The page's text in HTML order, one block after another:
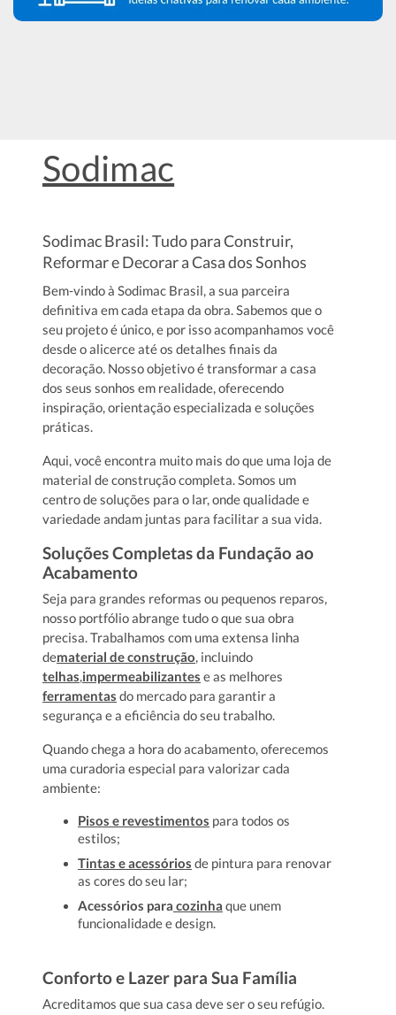
Sodimac
Sodimac Brasil: Tudo para Construir,
Reformar e Decorar a Casa dos Sonhos
Bem-vindo à Sodimac Brasil, a sua parceira
definitiva em cada etapa da obra. Sabemos que o
seu projeto é único, e por isso acompanhamos você
desde o alicerce até os detalhes finais da
decoração. Nosso objetivo é transformar a casa
dos seus sonhos em realidade, oferecendo
inspiração, orientação especializada e soluções
práticas.
Aqui, você encontra muito mais do que uma loja de
material de construção completa. Somos um
centro de soluções para o lar, onde qualidade e
variedade andam juntas para facilitar a sua vida.
Soluções Completas da Fundação ao
Acabamento
Seja para grandes reformas ou pequenos reparos,
nosso portfólio abrange tudo o que sua obra
precisa. Trabalhamos com uma extensa linha
dematerial de construção, incluindo
telhas,impermeabilizantes e as melhores
ferramentas do mercado para garantir a
segurança e a eficiência do seu trabalho.
Quando chega a hora do acabamento, oferecemos
uma curadoria especial para valorizar cada
ambiente:
Pisos e revestimentos para todos os
estilos;
Tintas e acessórios de pintura para renovar
as cores do seu lar;
Acessórios para cozinha que unem
funcionalidade e design.
Conforto e Lazer para Sua Família
Acreditamos que sua casa deve ser o seu refúgio.